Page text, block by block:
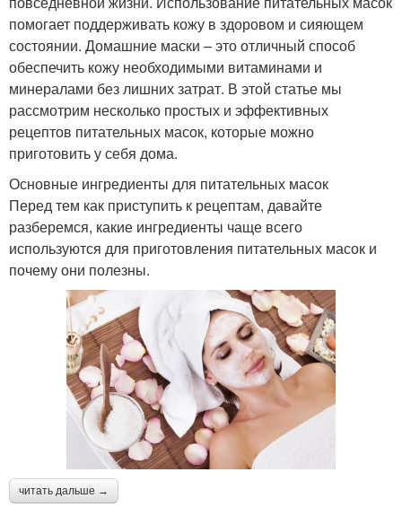
помогает поддерживать кожу в здоровом и сияющем
состоянии. Домашние маски – это отличный способ
обеспечить кожу необходимыми витаминами и
минералами без лишних затрат. В этой статье мы
рассмотрим несколько простых и эффективных
рецептов питательных масок, которые можно
приготовить у себя дома.
Основные ингредиенты для питательных масок
Перед тем как приступить к рецептам, давайте
разберемся, какие ингредиенты чаще всего
используются для приготовления питательных масок и
почему они полезны.
читать дальше →